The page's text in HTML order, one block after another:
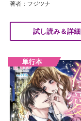
著者：フジツナ
試し読み＆詳細